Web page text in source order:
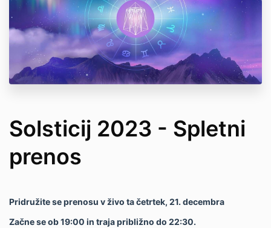
Solsticij 2023 - Spletni
prenos
Pridružite se prenosu v živo ta četrtek, 21. decembra
Začne se ob 19:00 in traja približno do 22:30.